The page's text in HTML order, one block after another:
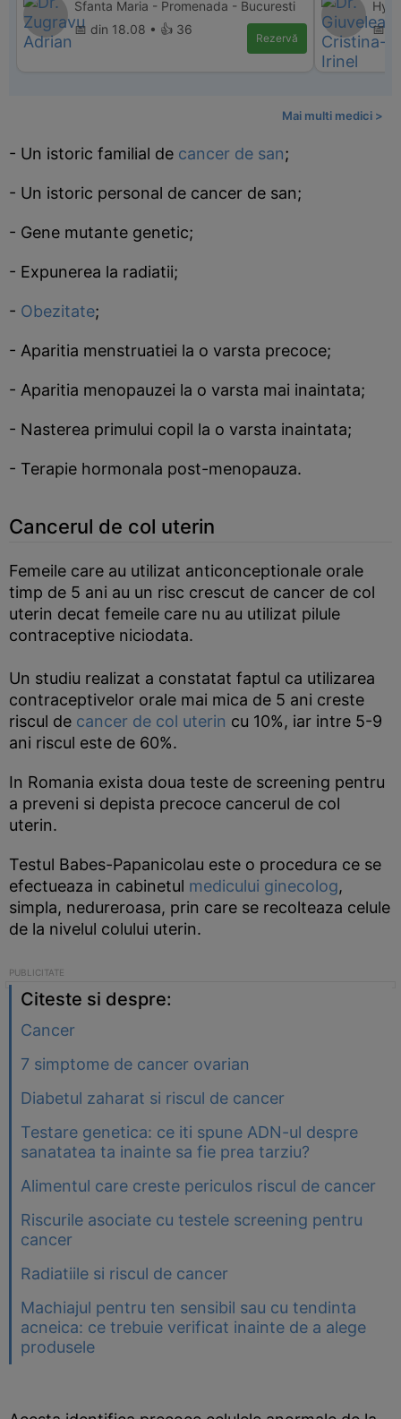
Sfanta Maria - Promenada - Bucuresti
📅 din 18.08 • 👍 36
Rezervă
📅
Mai multi medici >
- Un istoric familial de cancer de san;
- Un istoric personal de cancer de san;
- Gene mutante genetic;
- Expunerea la radiatii;
- Obezitate;
- Aparitia menstruatiei la o varsta precoce;
- Aparitia menopauzei la o varsta mai inaintata;
- Nasterea primului copil la o varsta inaintata;
- Terapie hormonala post-menopauza.
Cancerul de col uterin
Femeile care au utilizat anticonceptionale orale
timp de 5 ani au un risc crescut de cancer de col
uterin decat femeile care nu au utilizat pilule
contraceptive niciodata.
Un studiu realizat a constatat faptul ca utilizarea
contraceptivelor orale mai mica de 5 ani creste
riscul de cancer de col uterin cu 10%, iar intre 5-9
ani riscul este de 60%.
In Romania exista doua teste de screening pentru
a preveni si depista precoce cancerul de col
uterin.
Testul Babes-Papanicolau este o procedura ce se
efectueaza in cabinetul medicului ginecolog,
simpla, nedureroasa, prin care se recolteaza celule
de la nivelul colului uterin.
Citeste si despre:
Cancer
7 simptome de cancer ovarian
Diabetul zaharat si riscul de cancer
Testare genetica: ce iti spune ADN-ul despre
sanatatea ta inainte sa fie prea tarziu?
Alimentul care creste periculos riscul de cancer
Riscurile asociate cu testele screening pentru
cancer
Radiatiile si riscul de cancer
Machiajul pentru ten sensibil sau cu tendinta
acneica: ce trebuie verificat inainte de a alege
produsele